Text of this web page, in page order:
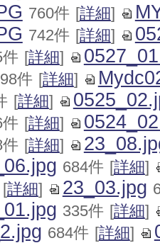
760件 [詳細]
742件 [詳細]
件 [詳細]
件 [詳細]
[詳細]
件 [詳細]
件 [詳細]
684件 [詳細]
[詳細] 23_03.jpg
335件 [詳細]
684件 [詳細]